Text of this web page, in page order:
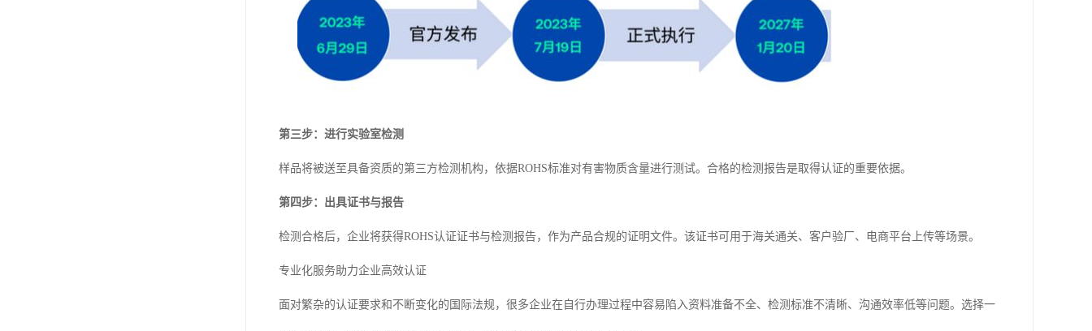
第三步：进行实验室检测
样品将被送至具备资质的第三方检测机构，依据ROHS标准对有害物质含量进行测试。合格的检测报告是取得认证的重要依据。
第四步：出具证书与报告
检测合格后，企业将获得ROHS认证证书与检测报告，作为产品合规的证明文件。该证书可用于海关通关、客户验厂、电商平台上传等场景。
专业化服务助力企业高效认证
面对繁杂的认证要求和不断变化的国际法规，很多企业在自行办理过程中容易陷入资料准备不全、检测标准不清晰、沟通效率低等问题。选择一